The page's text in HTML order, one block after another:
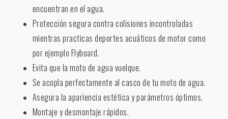
encuentran en el agua.
Protección segura contra colisiones incontroladas
mientras practicas deportes acuáticos de motor como
por ejemplo Flyboard.
Evita que la moto de agua vuelque.
Se acopla perfectamente al casco de tu moto de agua.
Asegura la apariencia estética y parámetros óptimos.
Montaje y desmontaje rápidos.